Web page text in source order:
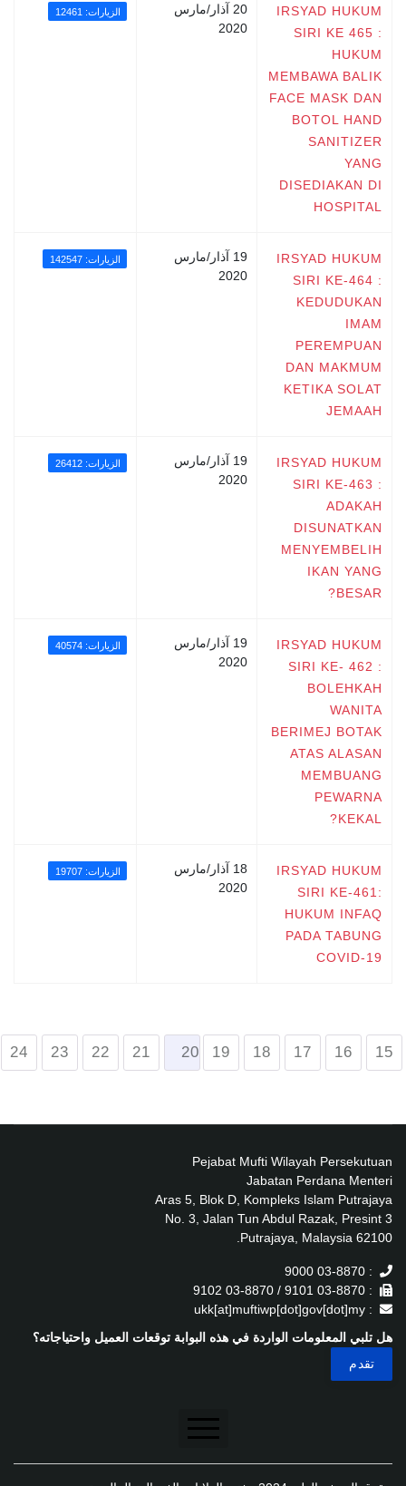
IRSYAD HUKUM
SIRI KE 465 :
HUKUM
MEMBAWA BALIK
FACE MASK DAN
BOTOL HAND
SANITIZER
YANG
DISEDIAKAN DI
HOSPITAL
20 آذار/مارس
2020
الزيارات: 12461
IRSYAD HUKUM
SIRI KE-464 :
KEDUDUKAN
IMAM
PEREMPUAN
DAN MAKMUM
KETIKA SOLAT
JEMAAH
19 آذار/مارس
2020
الزيارات: 142547
IRSYAD HUKUM
SIRI KE-463 :
ADAKAH
DISUNATKAN
MENYEMBELIH
IKAN YANG
BESAR?
19 آذار/مارس
2020
الزيارات: 26412
IRSYAD HUKUM
SIRI KE- 462 :
BOLEHKAH
WANITA
BERIMEJ BOTAK
ATAS ALASAN
MEMBUANG
PEWARNA
KEKAL?
19 آذار/مارس
2020
الزيارات: 40574
IRSYAD HUKUM
SIRI KE-461:
HUKUM INFAQ
PADA TABUNG
COVID-19
18 آذار/مارس
2020
الزيارات: 19707
15
16
17
18
19
20
21
22
23
24
Pejabat Mufti Wilayah Persekutuan
Jabatan Perdana Menteri
Aras 5, Blok D, Kompleks Islam Putrajaya
No. 3, Jalan Tun Abdul Razak, Presint 3
62100 Putrajaya, Malaysia.
: 03-8870 9000
: 03-8870 9101 / 03-8870 9102
: ukk[at]muftiwp[dot]gov[dot]my
هل تلبي المعلومات الواردة في هذه البوابة توقعات العميل واحتياجاته؟
تنصل